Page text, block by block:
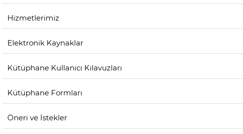
Hizmetlerimiz
Elektronik Kaynaklar
Kütüphane Kullanıcı Kılavuzları
Kütüphane Formları
Öneri ve İstekler